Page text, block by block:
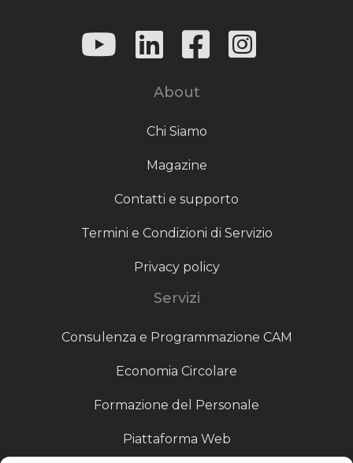
About
Chi Siamo
Magazine
Contatti e supporto
Termini e Condizioni di Servizio
Privacy policy
Servizi
Consulenza e Programmazione CAM
Economia Circolare
Formazione del Personale
Piattaforma Web